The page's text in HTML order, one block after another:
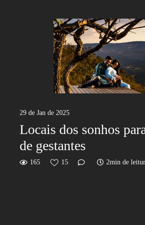
29 de Jan de 2025
Locais dos sonhos
de gestantes
165 15 2min de